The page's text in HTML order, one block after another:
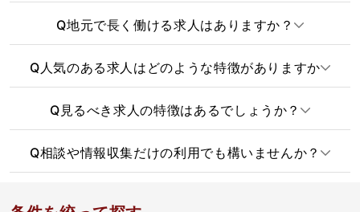
Q地元で長く働ける求人はありますか？
Q人気のある求人はどのような特徴がありますか
Q 見るべき求人の特徴はあるでしょうか？
Q相談や情報収集だけの利用でも構いませんか？